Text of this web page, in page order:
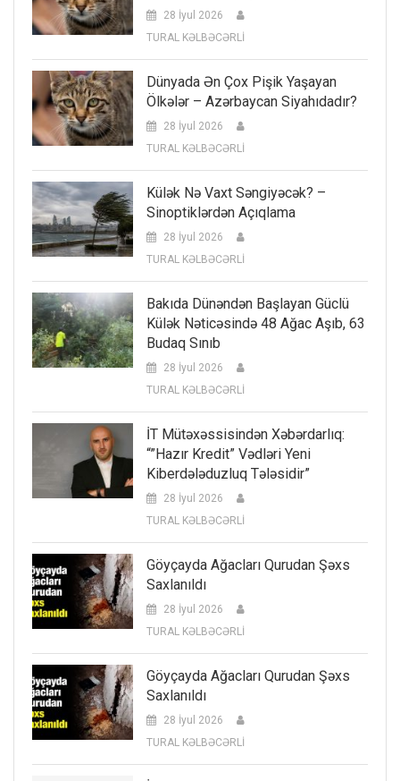
28 İyul 2026
TURAL KƏLBƏCƏRLİ
Dünyada Ən Çox Pişik Yaşayan
Ölkələr – Azərbaycan Siyahıdadır?
28 İyul 2026
TURAL KƏLBƏCƏRLİ
Külək Nə Vaxt Səngiyəcək? –
Sinoptiklərdən Açıqlama
28 İyul 2026
TURAL KƏLBƏCƏRLİ
Bakıda Dünəndən Başlayan Güclü
Külək Nəticəsində 48 Ağac Aşıb, 63
Budaq Sınıb
28 İyul 2026
TURAL KƏLBƏCƏRLİ
İT Mütəxəssisindən Xəbərdarlıq:
“”Hazır Kredit” Vədləri Yeni
Kiberdələduzluq Tələsidir”
28 İyul 2026
TURAL KƏLBƏCƏRLİ
Göyçayda Ağacları Qurudan Şəxs
Saxlanıldı
28 İyul 2026
TURAL KƏLBƏCƏRLİ
Göyçayda Ağacları Qurudan Şəxs
Saxlanıldı
28 İyul 2026
TURAL KƏLBƏCƏRLİ